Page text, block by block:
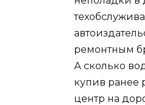
ремонтным
А сколько
купив ранее
центр на